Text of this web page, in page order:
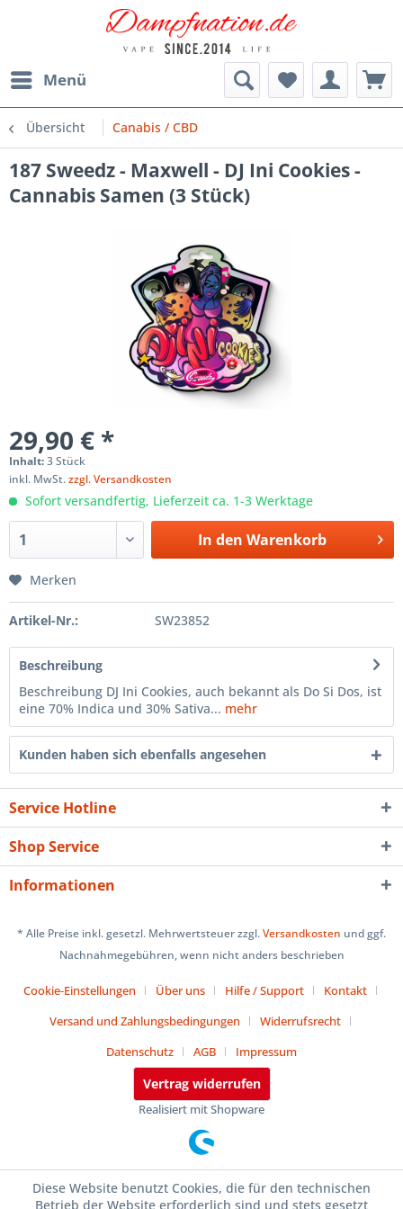
Menü
Übersicht Canabis / CBD
187 Sweedz - Maxwell - DJ Ini Cookies -
Cannabis Samen (3 Stück)
29,90 € *
Inhalt:3 Stück
inkl. MwSt.zzgl. Versandkosten
Sofort versandfertig, Lieferzeit ca. 1-3 Werktage
In den Warenkorb
Merken
Artikel-Nr.: SW23852
Beschreibung
Beschreibung DJ Ini Cookies, auch bekannt als Do Si Dos, ist
eine 70% Indica und 30% Sativa... mehr
Kunden haben sich ebenfalls angesehen
Service Hotline
Shop Service
Informationen
* Alle Preise inkl. gesetzl. Mehrwertsteuer zzgl.Versandkosten und ggf.
Nachnahmegebühren, wenn nicht anders beschrieben
Cookie-Einstellungen Über uns Hilfe / Support
Kontakt
Versand und Zahlungsbedingungen
Widerrufsrecht
Datenschutz
AGB Impressum
Vertrag widerrufen
Realisiert mit Shopware
Diese Website benutzt Cookies, die für den technischen
Betrieb der Website erforderlich sind und stets gesetzt